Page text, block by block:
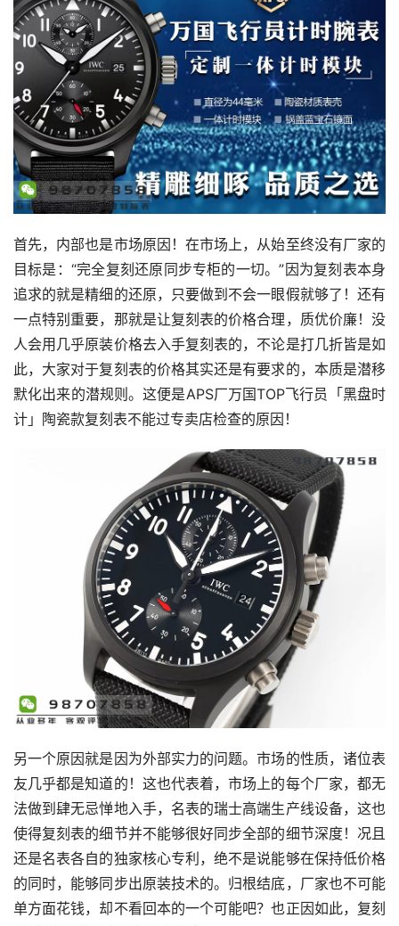
首先，内部也是市场原因！在市场上，从始至终没有厂家的
目标是：“完全复刻还原同步专柜的一切。”因为复刻表本身
追求的就是精细的还原，只要做到不会一眼假就够了！还有
一点特别重要，那就是让复刻表的价格合理，质优价廉！没
人会用几乎原装价格去入手复刻表的，不论是打几折皆是如
此，大家对于复刻表的价格其实还是有要求的，本质是潜移
默化出来的潜规则。这便是APS厂万国TOP飞行员「黑盘时
计」陶瓷款复刻表不能过专卖店检查的原因！
另一个原因就是因为外部实力的问题。市场的性质，诸位表
友几乎都是知道的！这也代表着，市场上的每个厂家，都无
法做到肆无忌惮地入手，名表的瑞士高端生产线设备，这也
使得复刻表的细节并不能够很好同步全部的细节深度！况且
还是名表各自的独家核心专利，绝不是说能够在保持低价格
的同时，能够同步出原装技术的。归根结底，厂家也不可能
单方面花钱，却不看回本的一个可能吧？也正因如此，复刻